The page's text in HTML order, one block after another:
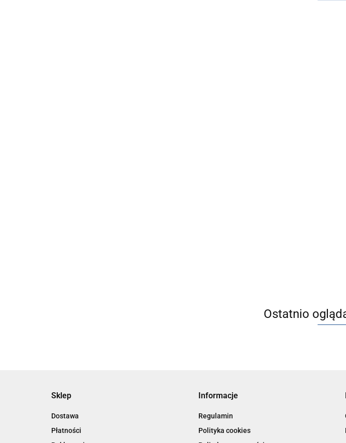
Ostatnio
Sklep
Dostawa
Płatności
Informacje
Regulamin
Polityka cookies